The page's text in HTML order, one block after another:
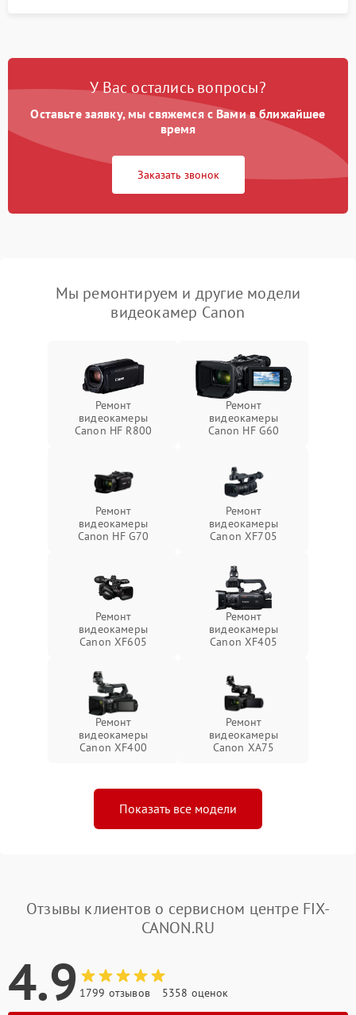
У Вас остались вопросы?
Оставьте заявку, мы свяжемся с Вами в ближайшее
время
Заказать звонок
Мы ремонтируем и другие модели
видеокамер Canon
Ремонт
видеокамеры
Canon HF R800
Ремонт
видеокамеры
Canon HF G60
Ремонт
видеокамеры
Canon HF G70
Ремонт
видеокамеры
Canon XF705
Ремонт
видеокамеры
Canon XF605
Ремонт
видеокамеры
Canon XF405
Ремонт
видеокамеры
Canon XF400
Ремонт
видеокамеры
Canon XA75
Показать все модели
Отзывы клиентов о сервисном центре FIX-
CANON.RU
4.9 1799 отзывов 5358 оценок